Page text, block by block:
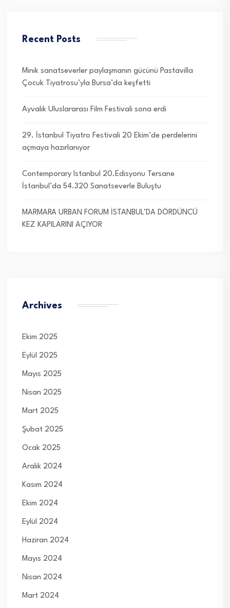
Recent Posts
Minik sanatseverler paylaşmanın gücünü Pastavilla
Çocuk Tiyatrosu’yla Bursa’da keşfetti
Ayvalık Uluslararası Film Festivali sona erdi
29. İstanbul Tiyatro Festivali 20 Ekim’de perdelerini
açmaya hazırlanıyor
Contemporary Istanbul 20.Edisyonu Tersane
İstanbul’da 54.320 Sanatseverle Buluştu
MARMARA URBAN FORUM İSTANBUL’DA DÖRDÜNCÜ
KEZ KAPILARINI AÇIYOR
Archives
Ekim 2025
Eylül 2025
Mayıs 2025
Nisan 2025
Mart 2025
Şubat 2025
Ocak 2025
Aralık 2024
Kasım 2024
Ekim 2024
Eylül 2024
Haziran 2024
Mayıs 2024
Nisan 2024
Mart 2024